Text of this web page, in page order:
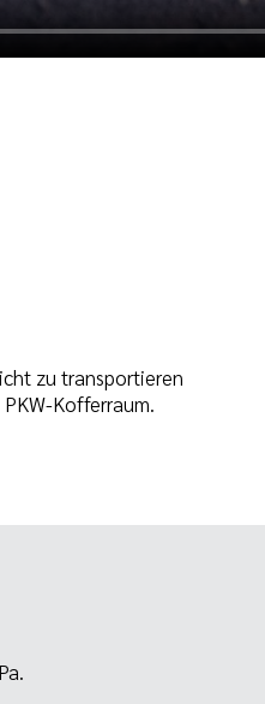
zu transportieren
Kofferraum.